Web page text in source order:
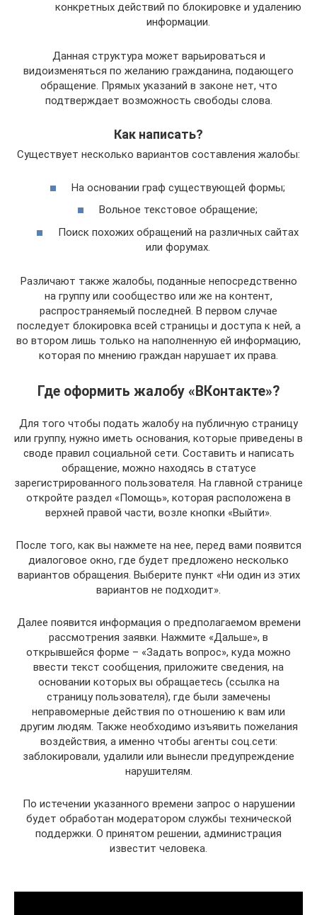
конкретных действий по блокировке и удалению
информации.
Данная структура может варьироваться и
видоизменяться по желанию гражданина, подающего
обращение. Прямых указаний в законе нет, что
подтверждает возможность свободы слова.
Как написать?
Существует несколько вариантов составления жалобы:
На основании граф существующей формы;
Вольное текстовое обращение;
Поиск похожих обращений на различных сайтах
или форумах.
Различают также жалобы, поданные непосредственно
на группу или сообщество или же на контент,
распространяемый последней. В первом случае
последует блокировка всей страницы и доступа к ней, а
во втором лишь только на наполненную ей информацию,
которая по мнению граждан нарушает их права.
Где оформить жалобу «ВКонтакте»?
Для того чтобы подать жалобу на публичную страницу
или группу, нужно иметь основания, которые приведены в
своде правил социальной сети. Составить и написать
обращение, можно находясь в статусе
зарегистрированного пользователя. На главной странице
откройте раздел «Помощь», которая расположена в
верхней правой части, возле кнопки «Выйти».
После того, как вы нажмете на нее, перед вами появится
диалоговое окно, где будет предложено несколько
вариантов обращения. Выберите пункт «Ни один из этих
вариантов не подходит».
Далее появится информация о предполагаемом времени
рассмотрения заявки. Нажмите «Дальше», в
открывшейся форме – «Задать вопрос», куда можно
ввести текст сообщения, приложите сведения, на
основании которых вы обращаетесь (ссылка на
страницу пользователя), где были замечены
неправомерные действия по отношению к вам или
другим людям. Также необходимо изъявить пожелания
воздействия, а именно чтобы агенты соц.сети:
заблокировали, удалили или вынесли предупреждение
нарушителям.
По истечении указанного времени запрос о нарушении
будет обработан модератором службы технической
поддержки. О принятом решении, администрация
известит человека.